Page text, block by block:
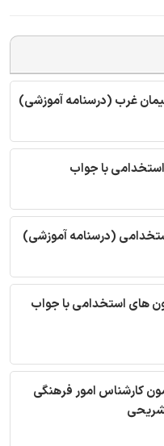
غرب (درسنامه آموزشی)
با جواب
(درسنامه آموزشی)
های استخدامی با جواب
کارشناس امور فرهنگی